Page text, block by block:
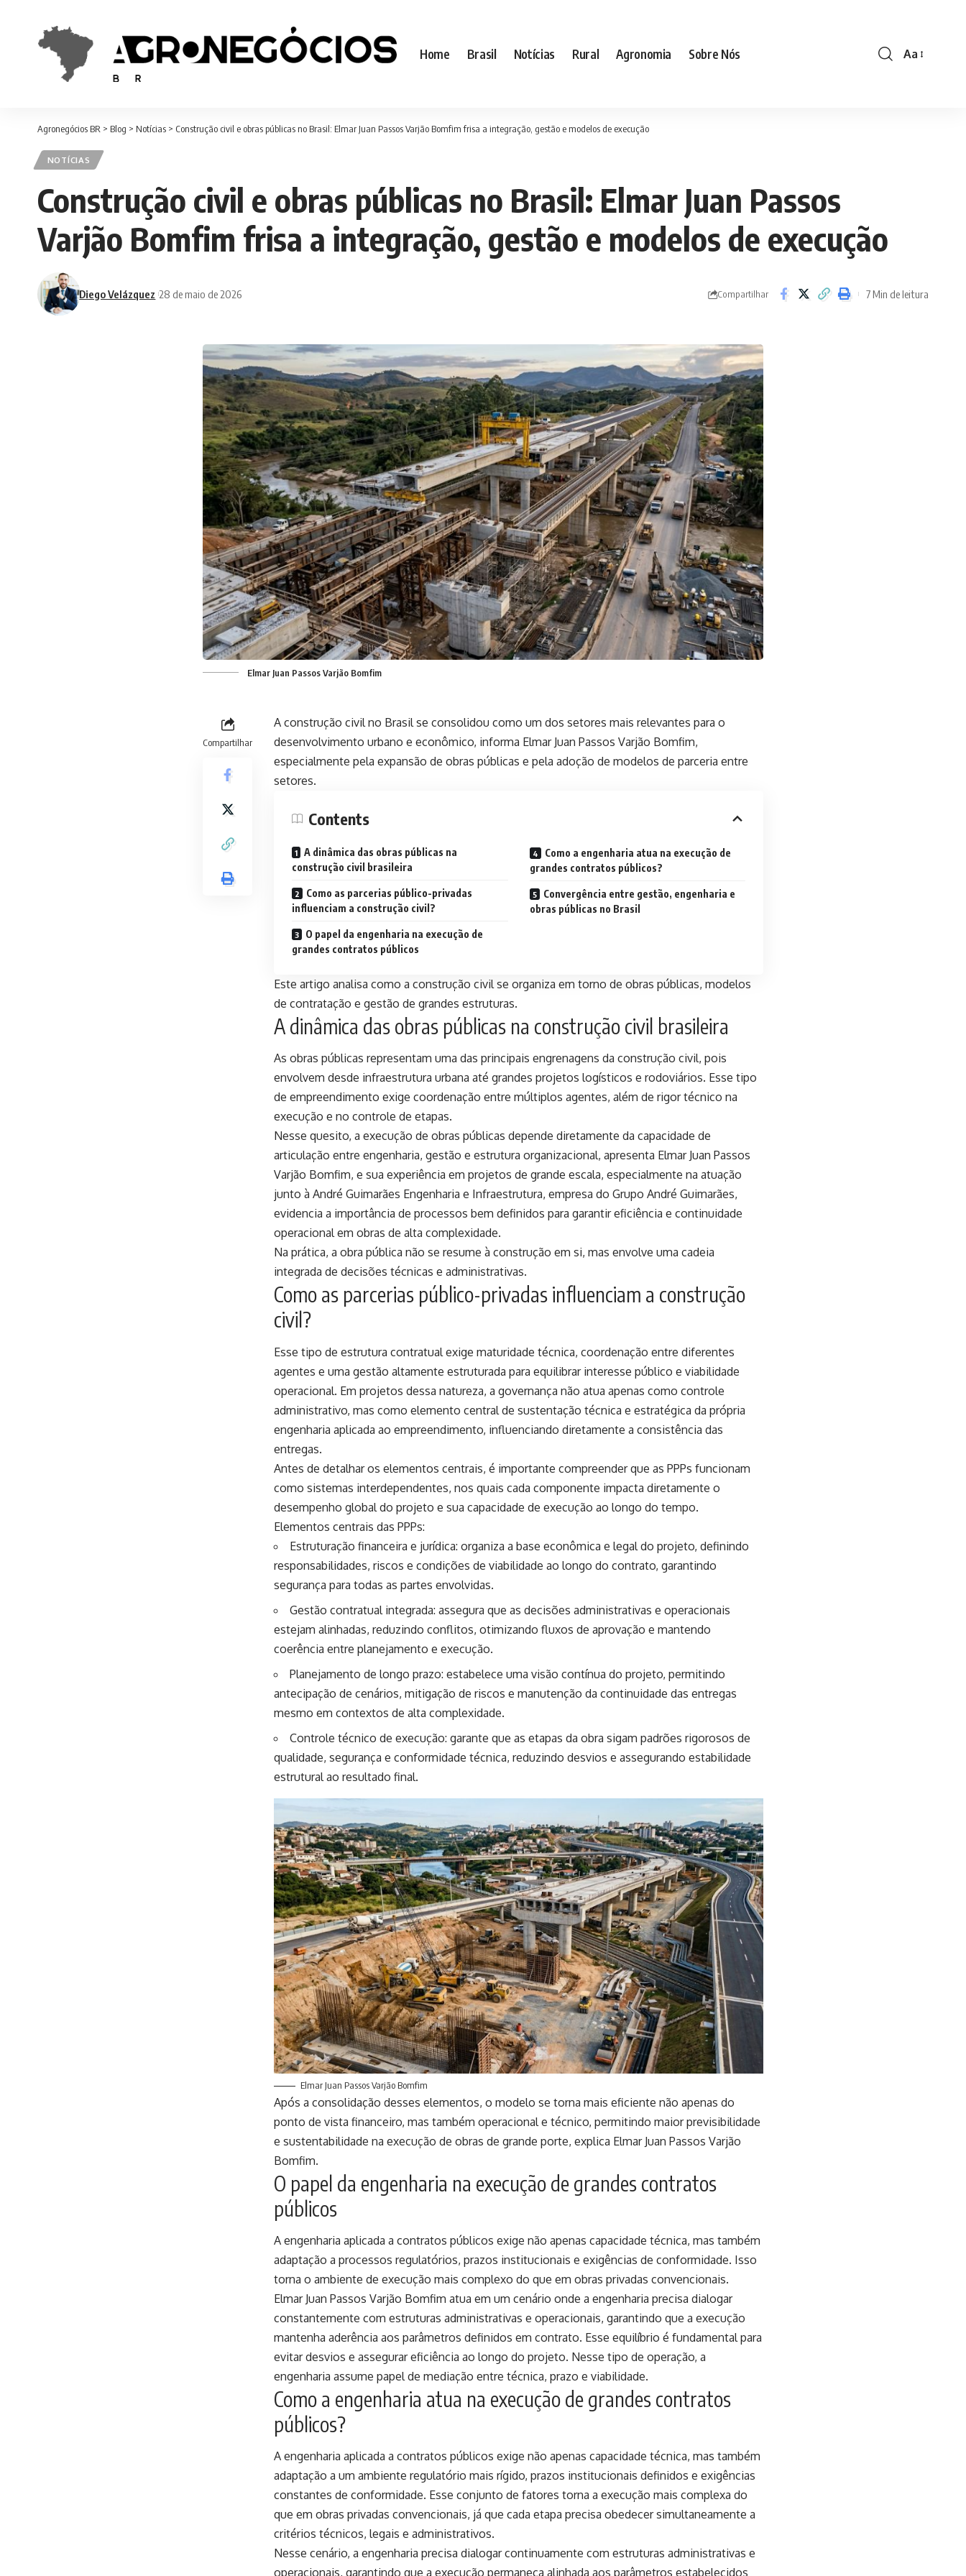
Home Brasil Notícias Rural Agronomia Sobre Nós
Font
Aa
Agronegócios BR > Blog > Notícias > Construção civil e obras públicas no Brasil: Elmar Juan Passos Varjão Bomfim frisa a integração, gestão e modelos de execução
NOTÍCIAS
Construção civil e obras públicas no Brasil: Elmar Juan Passos
Varjão Bomfim frisa a integração, gestão e modelos de execução
Diego Velázquez 28 de maio de 2026 Compartilhar 7 Min de leitura
Elmar Juan Passos Varjão Bomfim
Compartilhar
A construção civil no Brasil se consolidou como um dos setores mais relevantes para o
desenvolvimento urbano e econômico, informa Elmar Juan Passos Varjão Bomfim,
especialmente pela expansão de obras públicas e pela adoção de modelos de parceria entre
setores.
Contents
A dinâmica das obras públicas na
construção civil brasileira
Como as parcerias público-privadas
influenciam a construção civil?
O papel da engenharia na execução de
grandes contratos públicos
Como a engenharia atua na execução de
grandes contratos públicos?
Convergência entre gestão, engenharia e
obras públicas no Brasil
Este artigo analisa como a construção civil se organiza em torno de obras públicas, modelos
de contratação e gestão de grandes estruturas.
A dinâmica das obras públicas na construção civil brasileira
As obras públicas representam uma das principais engrenagens da construção civil, pois
envolvem desde infraestrutura urbana até grandes projetos logísticos e rodoviários. Esse tipo
de empreendimento exige coordenação entre múltiplos agentes, além de rigor técnico na
execução e no controle de etapas.
Nesse quesito, a execução de obras públicas depende diretamente da capacidade de
articulação entre engenharia, gestão e estrutura organizacional, apresenta Elmar Juan Passos
Varjão Bomfim, e sua experiência em projetos de grande escala, especialmente na atuação
junto à André Guimarães Engenharia e Infraestrutura, empresa do Grupo André Guimarães,
evidencia a importância de processos bem definidos para garantir eficiência e continuidade
operacional em obras de alta complexidade.
Na prática, a obra pública não se resume à construção em si, mas envolve uma cadeia
integrada de decisões técnicas e administrativas.
Como as parcerias público-privadas influenciam a construção
civil?
Esse tipo de estrutura contratual exige maturidade técnica, coordenação entre diferentes
agentes e uma gestão altamente estruturada para equilibrar interesse público e viabilidade
operacional. Em projetos dessa natureza, a governança não atua apenas como controle
administrativo, mas como elemento central de sustentação técnica e estratégica da própria
engenharia aplicada ao empreendimento, influenciando diretamente a consistência das
entregas.
Antes de detalhar os elementos centrais, é importante compreender que as PPPs funcionam
como sistemas interdependentes, nos quais cada componente impacta diretamente o
desempenho global do projeto e sua capacidade de execução ao longo do tempo.
Elementos centrais das PPPs:
Estruturação financeira e jurídica: organiza a base econômica e legal do projeto, definindo
responsabilidades, riscos e condições de viabilidade ao longo do contrato, garantindo
segurança para todas as partes envolvidas.
Gestão contratual integrada: assegura que as decisões administrativas e operacionais
estejam alinhadas, reduzindo conflitos, otimizando fluxos de aprovação e mantendo
coerência entre planejamento e execução.
Planejamento de longo prazo: estabelece uma visão contínua do projeto, permitindo
antecipação de cenários, mitigação de riscos e manutenção da continuidade das entregas
mesmo em contextos de alta complexidade.
Controle técnico de execução: garante que as etapas da obra sigam padrões rigorosos de
qualidade, segurança e conformidade técnica, reduzindo desvios e assegurando estabilidade
estrutural ao resultado final.
Elmar Juan Passos Varjão Bomfim
Após a consolidação desses elementos, o modelo se torna mais eficiente não apenas do
ponto de vista financeiro, mas também operacional e técnico, permitindo maior previsibilidade
e sustentabilidade na execução de obras de grande porte, explica Elmar Juan Passos Varjão
Bomfim.
O papel da engenharia na execução de grandes contratos
públicos
A engenharia aplicada a contratos públicos exige não apenas capacidade técnica, mas também
adaptação a processos regulatórios, prazos institucionais e exigências de conformidade. Isso
torna o ambiente de execução mais complexo do que em obras privadas convencionais.
Elmar Juan Passos Varjão Bomfim atua em um cenário onde a engenharia precisa dialogar
constantemente com estruturas administrativas e operacionais, garantindo que a execução
mantenha aderência aos parâmetros definidos em contrato. Esse equilíbrio é fundamental para
evitar desvios e assegurar eficiência ao longo do projeto. Nesse tipo de operação, a
engenharia assume papel de mediação entre técnica, prazo e viabilidade.
Como a engenharia atua na execução de grandes contratos
públicos?
A engenharia aplicada a contratos públicos exige não apenas capacidade técnica, mas também
adaptação a um ambiente regulatório mais rígido, prazos institucionais definidos e exigências
constantes de conformidade. Esse conjunto de fatores torna a execução mais complexa do
que em obras privadas convencionais, já que cada etapa precisa obedecer simultaneamente a
critérios técnicos, legais e administrativos.
Nesse cenário, a engenharia precisa dialogar continuamente com estruturas administrativas e
operacionais, garantindo que a execução permaneça alinhada aos parâmetros estabelecidos